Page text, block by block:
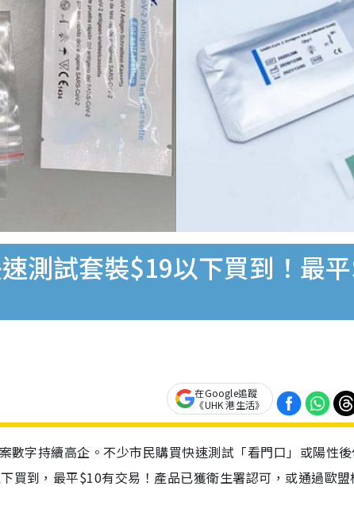
速測試套裝$19以下買到！最
在Google追蹤
《UHK 港生活》
字持續高企。不少市民購買快速測試「看門口」或陽性
買到，最平$10有交易！產品已獲衛生署認可，或通過歐盟